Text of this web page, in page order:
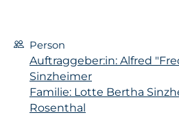
Person
Auftraggeber:in: Alfred
Sinzheimer
Familie: Lotte Bertha
Rosenthal